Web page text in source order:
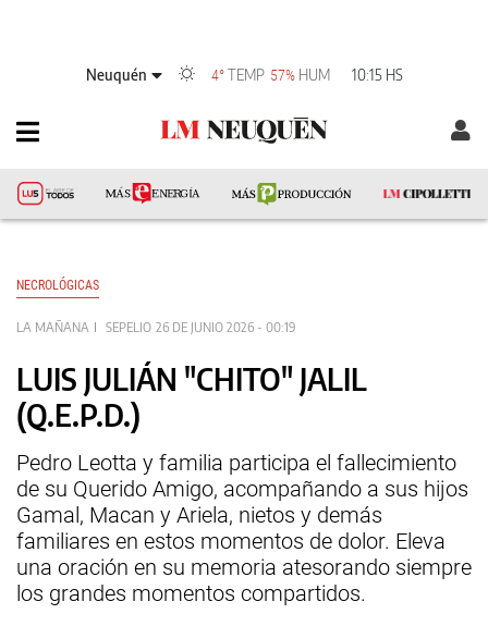
Neuquén 4° TEMP 57% HUM 10:15 HS
NECROLÓGICAS
LA MAÑANA SEPELIO 26 DE JUNIO 2026 - 00:19
LUIS JULIÁN "CHITO" JALIL
(Q.E.P.D.)
Pedro Leotta y familia participa el fallecimiento
de su Querido Amigo, acompañando a sus hijos
Gamal, Macan y Ariela, nietos y demás
familiares en estos momentos de dolor. Eleva
una oración en su memoria atesorando siempre
los grandes momentos compartidos.